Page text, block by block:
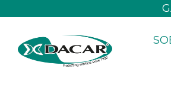
contenido